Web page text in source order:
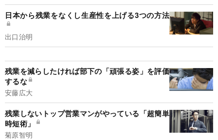
日本から残業をなくし生産性を上げる3つの方法
出口治明
残業を減らしたければ部下の「頑張る姿」を評価
するな
安藤広大
残業しないトップ営業マンがやっている「超簡単
時短術」
菊原智明